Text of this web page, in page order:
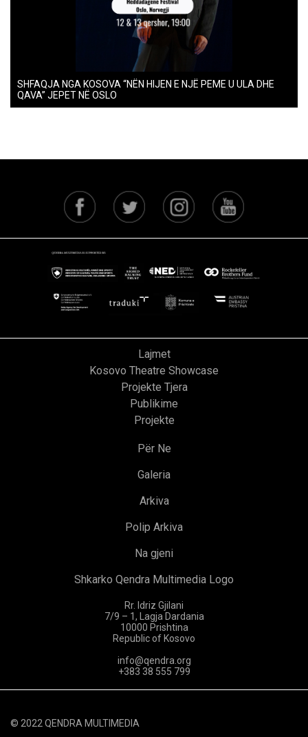
SHFAQJA NGA KOSOVA “NËN HIJEN E NJË PEME U ULA DHE
QAVA” JEPET NË OSLO
Lajmet
Kosovo Theatre Showcase
Projekte Tjera
Publikime
Projekte
Për Ne
Galeria
Arkiva
Polip Arkiva
Na gjeni
Shkarko Qendra Multimedia Logo
Rr. Idriz Gjilani
7/9 – 1, Lagja Dardania
10000 Prishtina
Republic of Kosovo
info@qendra.org
+383 38 555 799
© 2022 QENDRA MULTIMEDIA